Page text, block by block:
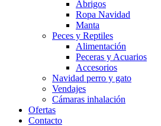
Abrigos
Ropa Navidad
Manta
Peces y Reptiles
Alimentación
Peceras y Acuarios
Accesorios
Navidad perro y gato
Vendajes
Cámaras inhalación
Ofertas
Contacto